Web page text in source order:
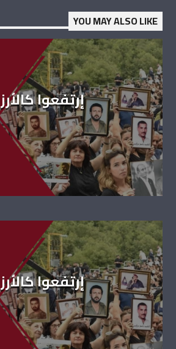
YOU MAY ALSO LIKE
إرتفعوا كالأرز
إرتفعوا كالأرز